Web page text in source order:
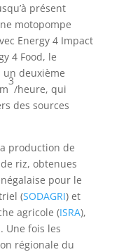
présent
motopompe
Energy 4 Impact
4 Food, le
deuxième
3
/heure, qui
des sources
production de
riz, obtenues
pour le
(SODAGRI) et
agricole (ISRA),
Une fois les
régionale du